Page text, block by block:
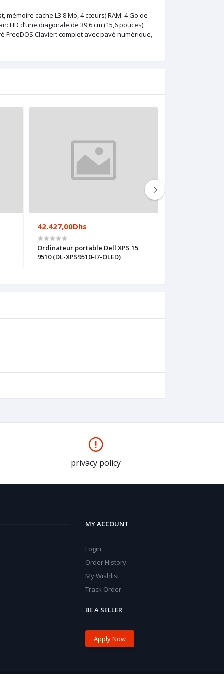
cache L3 8 Mo, 4 cœurs) RAM: 4 Go de
HD d’une diagonale de 39,6 cm (15,6 pouces)
FreeDOS Clavier: complet avec pavé numérique,
42.427,00Dhs
Ordinateur portable Dell XPS 15
9510 (DL-XPS9510-I7-OLED)
privacy policy
MY ACCOUNT
Login
Order History
My Wishlist
Track Order
BE A SELLER
Apply Now